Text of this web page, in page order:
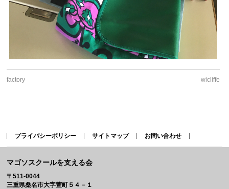
factory wicliffe
プライバシーポリシー サイトマップ お問い合わせ
マゴソスクールを支える会
〒511-0044
三重県桑名市大字萱町５４－１